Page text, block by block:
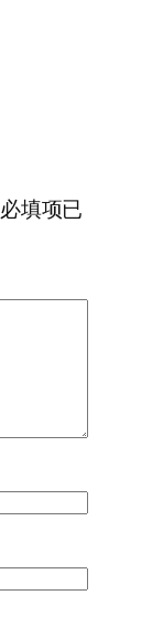
必填项已